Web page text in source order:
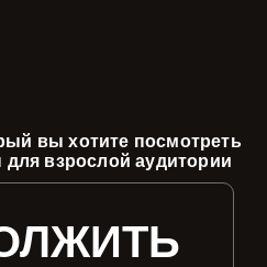
вы хотите посмотреть
взрослой аудитории